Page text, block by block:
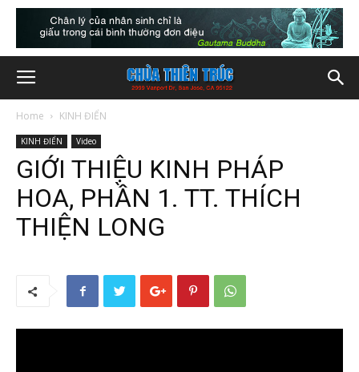
Home KINH ĐIỂN
KINH ĐIỂN Video
GIỚI THIỆU KINH PHÁP
HOA, PHẦN 1. TT. THÍCH
THIỆN LONG